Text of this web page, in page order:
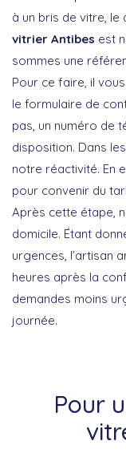
à un bris de vitre, le
vitrier Antibes est
sommes une
Pour ce faire, il
le formulaire de
pas, un numéro de
disposition. Dans
notre réactivité. En
pour convenir du
Après cette étape,
domicile. Étant
urgences, l’artisan
heures après la
demandes moins
journée.
Pour